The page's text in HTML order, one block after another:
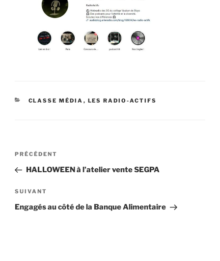
CATÉGORIES
CLASSE MÉDIA , LES RADIO-ACTIFS
Navigation
l’article
Article
précédent
PRÉCÉDENT
HALLOWEEN à l’atelier vente SEGPA
Article
suivant
SUIVANT
Engagés au côté de la Banque Alimentaire